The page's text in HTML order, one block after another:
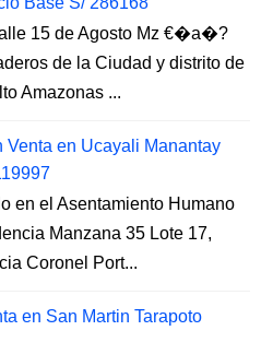
15 de Agosto Mz €�a�?
de la Ciudad y distrito de
Amazonas ...
Venta en Ucayali Manantay
en el Asentamiento Humano
Manzana 35 Lote 17,
Coronel Port...
en San Martin Tarapoto